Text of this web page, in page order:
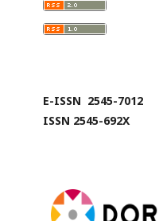
E-ISSN 2545-7012
ISSN 2545-692X